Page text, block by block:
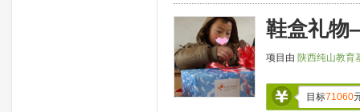
鞋盒礼物
项目由 陕西纯山教育
目标71060